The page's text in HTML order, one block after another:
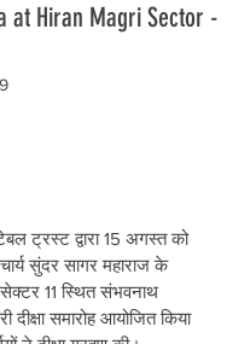
at Hiran Magri Sector -
5 stars.
ट्रस्ट द्वारा 15 अगस्त को
सुंदर सागर महाराज के
सेक्टर 11 स्थित संभवनाथ
दीक्षा समारोह आयोजित किया